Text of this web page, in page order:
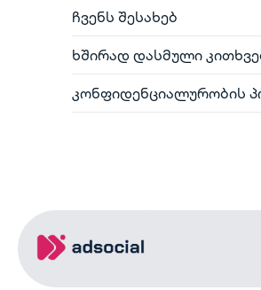
ჩვენს შესახებ
ხშირად დასმული
კონფიდენციალურობის